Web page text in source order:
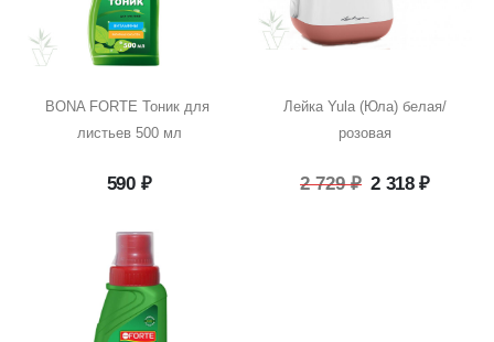
BONA FORTE Тоник для
листьев 500 мл
590 ₽
Лейка Yula (Юла) белая/
розовая
2 729₽ 2 318₽